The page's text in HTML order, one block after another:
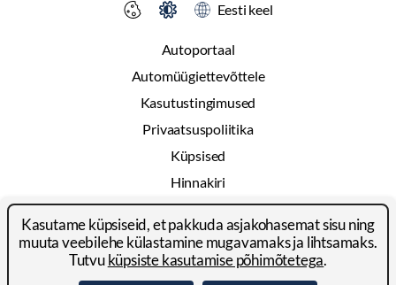
Autoportaal
Automüügiettevõttele
Kasutustingimused
Privaatsuspoliitika
Küpsised
Hinnakiri
Reklaam
Kontakt
Eesti keel
Kasutame küpsiseid, et pakkuda asjakohasemat sisu ning
muuta veebilehe külastamine mugavamaks ja lihtsamaks.
Tutvuküpsiste kasutamise põhimõtetega.